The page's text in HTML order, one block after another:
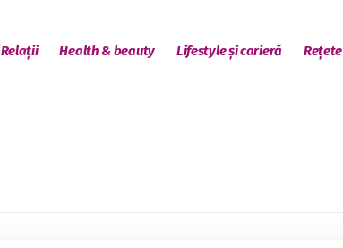
Relații Health & beauty Lifestyle și carieră Rețete